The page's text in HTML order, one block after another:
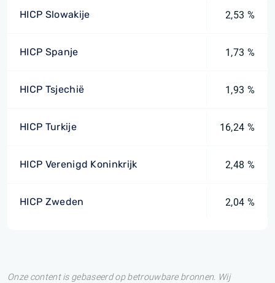
HICP Slowakije 2,53 %
HICP Spanje 1,73 %
HICP Tsjechië 1,93 %
HICP Turkije 16,24 %
HICP Verenigd Koninkrijk 2,48 %
HICP Zweden 2,04 %
Onze content is gebaseerd op betrouwbare bronnen. Wij